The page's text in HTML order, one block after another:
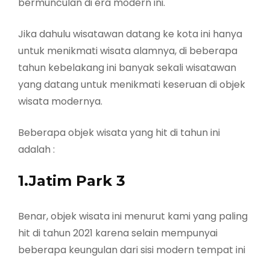
Jika dahulu wisatawan datang ke kota ini hanya
untuk menikmati wisata alamnya, di beberapa
tahun kebelakang ini banyak sekali wisatawan
yang datang untuk menikmati keseruan di objek
wisata modernya.
Beberapa objek wisata yang hit di tahun ini
adalah :
1.Jatim Park 3
Benar, objek wisata ini menurut kami yang paling
hit di tahun 2021 karena selain mempunyai
beberapa keungulan dari sisi modern tempat ini